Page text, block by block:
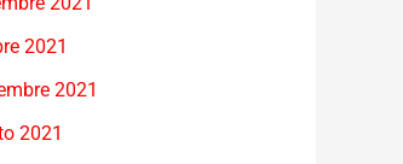
2021
2021
2021